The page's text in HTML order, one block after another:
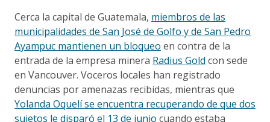
Cerca la capital de Guatemala, miembros de las
municipalidades de San José de Golfo y de San Pedro
Ayampuc mantienen un bloqueo en contra de la
entrada de la empresa minera Radius Gold con sede
en Vancouver. Voceros locales han registrado
denuncias por amenazas recibidas, mientras que
Yolanda Oquelí se encuentra recuperando de que dos
sujetos le disparó el 13 de junio cuando estaba